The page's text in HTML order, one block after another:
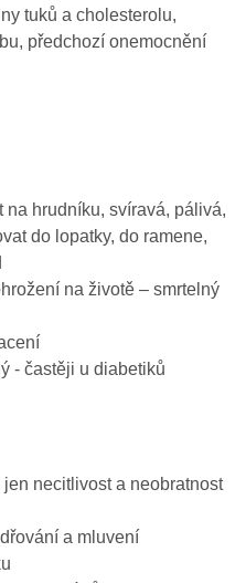
tuků a cholesterolu,
předchozí onemocnění
hrudníku, svíravá, pálivá,
do lopatky, do ramene,
na životě – smrtelný
- častěji u diabetiků
jen necitlivost a neobratnost
a mluvení